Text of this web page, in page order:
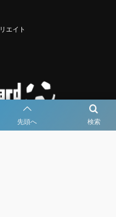
検索
先頭へ
エイト